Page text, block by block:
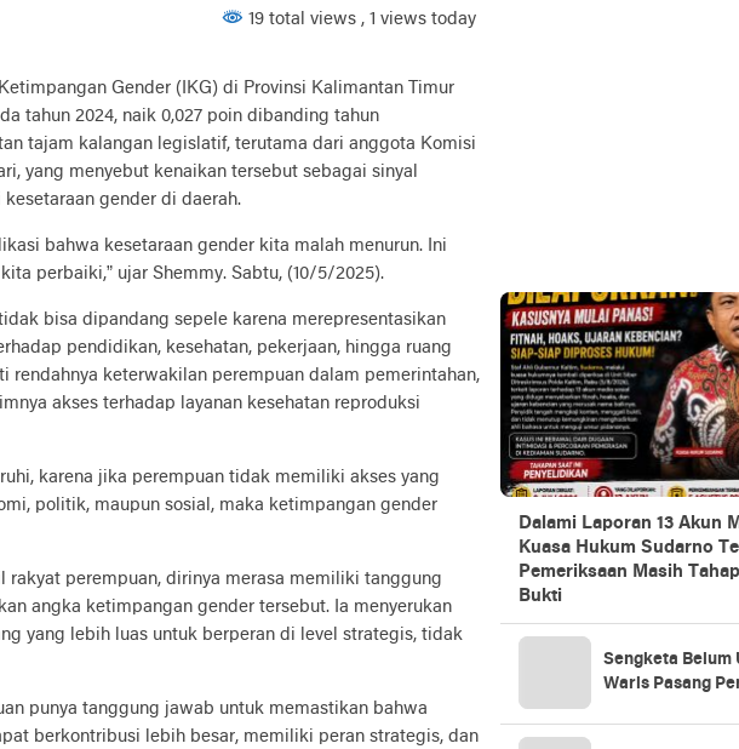
19 total views , 1 views today
Gender (IKG) di Provinsi Kalimantan Timur
tahun 2024, naik 0,027 poin dibanding tahun
tajam kalangan legislatif, terutama dari anggota Komisi
yang menyebut kenaikan tersebut sebagai sinyal
gender di daerah.
bahwa kesetaraan gender kita malah menurun. Ini
perbaiki,” ujar Shemmy. Sabtu, (10/5/2025).
bisa dipandang sepele karena merepresentasikan
pendidikan, kesehatan, pekerjaan, hingga ruang
rendahnya keterwakilan perempuan dalam pemerintahan,
akses terhadap layanan kesehatan reproduksi
karena jika perempuan tidak memiliki akses yang
politik, maupun sosial, maka ketimpangan gender
rakyat perempuan, dirinya merasa memiliki tanggung
angka ketimpangan gender tersebut. Ia menyerukan
yang lebih luas untuk berperan di level strategis, tidak
punya tanggung jawab untuk memastikan bahwa
berkontribusi lebih besar, memiliki peran strategis, dan
Dalami Laporan 13 Akun
Kuasa Hukum Sudarno
Pemeriksaan Masih
Bukti
Sengketa Belum
Waris Pasang